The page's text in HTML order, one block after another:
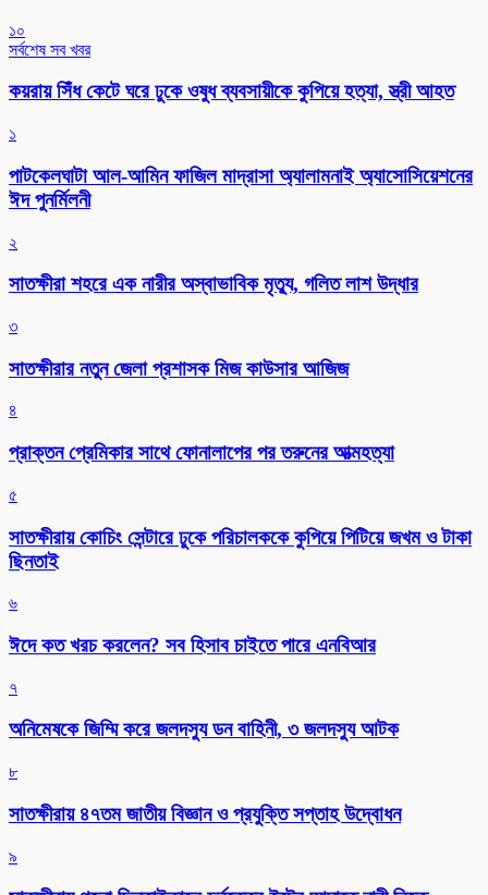
১০
সর্বশেষ সব খবর
কয়রায় সিঁধ কেটে ঘরে ঢুকে ওষুধ ব্যবসায়ীকে কুপিয়ে হত্যা, স্ত্রী আহত
১
পাটকেলঘাটা আল-আমিন ফাজিল মাদ্রাসা অ্যালামনাই অ্যাসোসিয়েশনের
ঈদ পুনর্মিলনী
২
সাতক্ষীরা শহরে এক নারীর অস্বাভাবিক মৃত্যু, গলিত লাশ উদ্ধার
৩
সাতক্ষীরার নতুন জেলা প্রশাসক মিজ কাউসার আজিজ
৪
প্রাক্তন প্রেমিকার সাথে ফোনালাপের পর তরুনের আত্মহত্যা
৫
সাতক্ষীরায় কোচিং সেন্টারে ঢুকে পরিচালককে কুপিয়ে পিটিয়ে জখম ও টাকা
ছিনতাই
৬
ঈদে কত খরচ করলেন? সব হিসাব চাইতে পারে এনবিআর
৭
অনিমেষকে জিম্মি করে জলদস্যু ডন বাহিনী, ৩ জলদস্যু আটক
৮
সাতক্ষীরায় ৪৭তম জাতীয় বিজ্ঞান ও প্রযুক্তি সপ্তাহ উদ্বোধন
৯